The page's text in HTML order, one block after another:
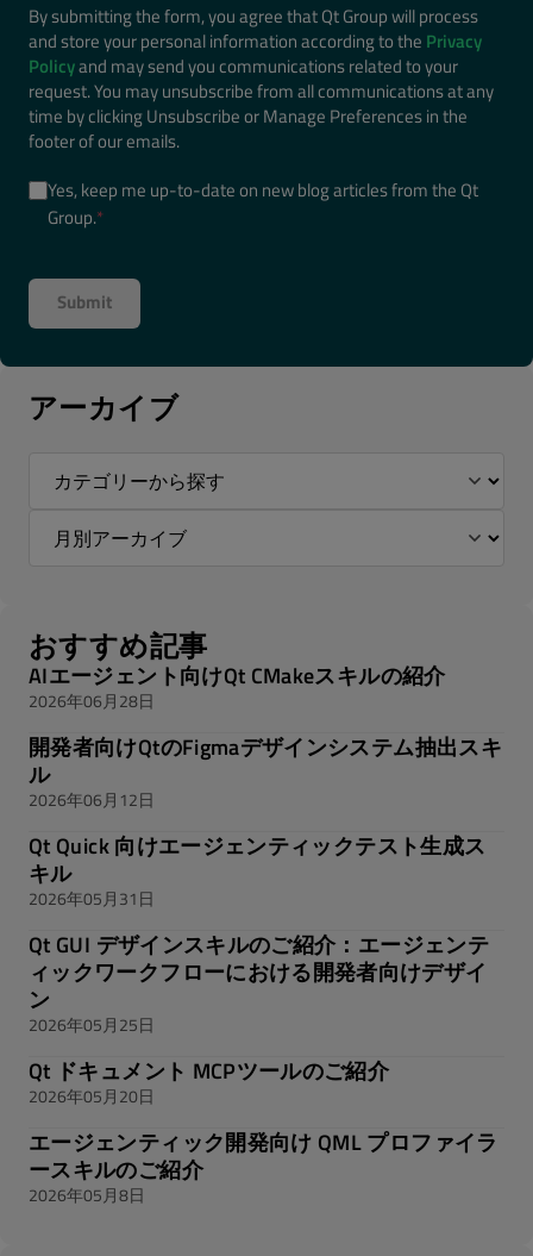
By submitting the form, you agree that Qt Group will process
and store your personal information according to the Privacy
Policyand may send you communications related to your
request. You may unsubscribe from all communications at any
time by clicking Unsubscribe or Manage Preferences in the
footer of our emails.
Yes, keep me up-to-date on new blog articles from the Qt
Group.*
アーカイブ
おすすめ記事
AIエージェント向けQt CMakeスキルの紹介
2026年06月28日
開発者向けQtのFigmaデザインシステム抽出スキ
ル
2026年06月12日
Qt Quick 向けエージェンティックテスト生成ス
キル
2026年05月31日
Qt GUI デザインスキルのご紹介：エージェンテ
ィックワークフローにおける開発者向けデザイ
ン
2026年05月25日
Qt ドキュメント MCPツールのご紹介
2026年05月20日
エージェンティック開発向け QML プロファイラ
ースキルのご紹介
2026年05月8日